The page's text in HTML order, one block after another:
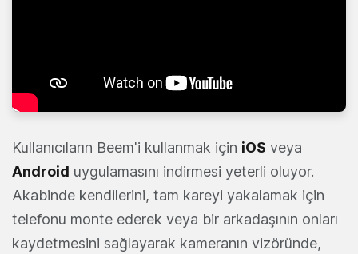
Kullanıcıların Beem'i kullanmak için iOS veya
Android uygulamasını indirmesi yeterli oluyor.
Akabinde kendilerini, tam kareyi yakalamak için
telefonu monte ederek veya bir arkadaşının onları
kaydetmesini sağlayarak kameranın vizöründe,